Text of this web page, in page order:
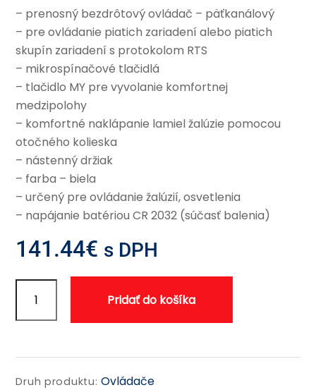
– prenosný bezdrôtový ovládač – päťkanálový
– pre ovládanie piatich zariadení alebo piatich
skupín zariadení s protokolom RTS
– mikrospínačové tlačidlá
– tlačidlo MY pre vyvolanie komfortnej
medzipolohy
– komfortné naklápanie lamiel žalúzie pomocou
otočného kolieska
– nástenný držiak
– farba – biela
– určený pre ovládanie žalúzií, osvetlenia
– napájanie batériou CR 2032 (súčasť balenia)
141.44€ s DPH
Situo
5V
Pure
II
Pridať do košíka
Druh produktu:Ovládače